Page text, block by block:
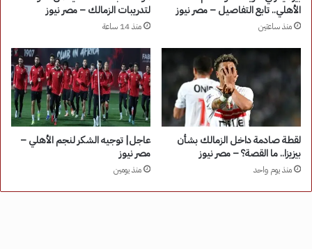
الأهلي.. تابع التفاصيل – مصر نيوز
منذ ساعتين
لتدريبات الزمالك – مصر نيوز
منذ 14 ساعة
لقطة صادمة داخل الزمالك بشأن
بيزيزا.. ما القصة؟ – مصر نيوز
منذ يوم واحد
عاجل| توجيه الشكر لنجم الأهلي –
مصر نيوز
منذ يومين